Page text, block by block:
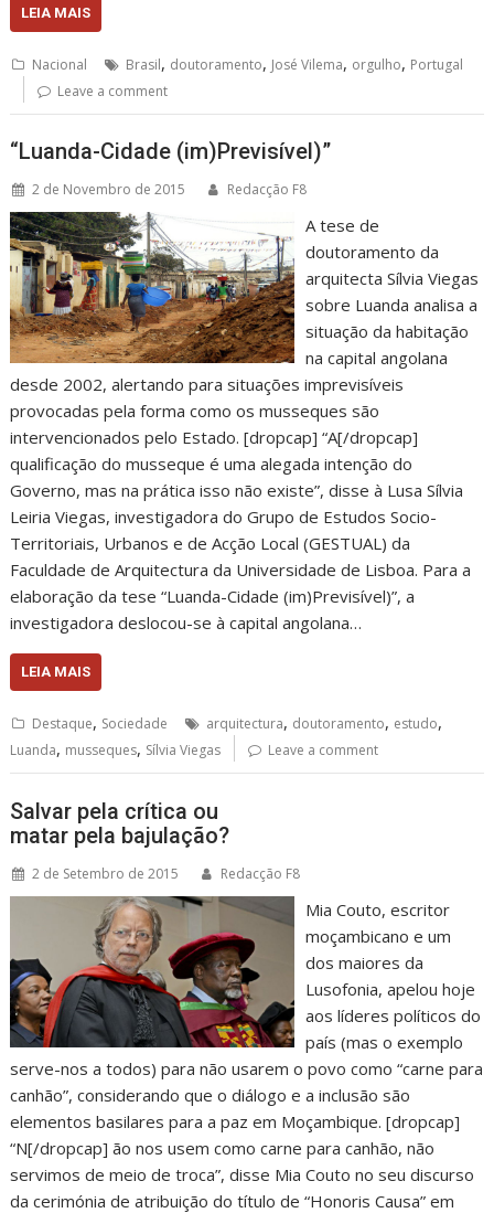
LEIA MAIS
Nacional Brasil, doutoramento, José Vilema, orgulho, Portugal
Leave a comment
“Luanda-Cidade (im)Previsível)”
2 de Novembro de 2015 Redacção F8
A tese de
doutoramento da
arquitecta Sílvia Viegas
sobre Luanda analisa a
situação da habitação
na capital angolana
desde 2002, alertando para situações imprevisíveis
provocadas pela forma como os musseques são
intervencionados pelo Estado. [dropcap] “A[/dropcap]
qualificação do musseque é uma alegada intenção do
Governo, mas na prática isso não existe”, disse à Lusa Sílvia
Leiria Viegas, investigadora do Grupo de Estudos Socio-
Territoriais, Urbanos e de Acção Local (GESTUAL) da
Faculdade de Arquitectura da Universidade de Lisboa. Para a
elaboração da tese “Luanda-Cidade (im)Previsível)”, a
investigadora deslocou-se à capital angolana…
LEIA MAIS
Destaque, Sociedade arquitectura, doutoramento, estudo,
Luanda, musseques, Sílvia Viegas Leave a comment
Salvar pela crítica ou
matar pela bajulação?
2 de Setembro de 2015 Redacção F8
Mia Couto, escritor
moçambicano e um
dos maiores da
Lusofonia, apelou hoje
aos líderes políticos do
país (mas o exemplo
serve-nos a todos) para não usarem o povo como “carne para
canhão”, considerando que o diálogo e a inclusão são
elementos basilares para a paz em Moçambique. [dropcap]
“N[/dropcap] ão nos usem como carne para canhão, não
servimos de meio de troca”, disse Mia Couto no seu discurso
da cerimónia de atribuição do título de “Honoris Causa” em